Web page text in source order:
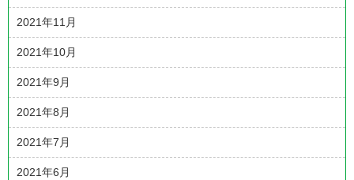
2021年11月
2021年10月
2021年9月
2021年8月
2021年7月
2021年6月